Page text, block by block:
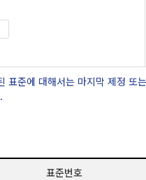
표준에 대해서는 마지막 제정 또
표준번호